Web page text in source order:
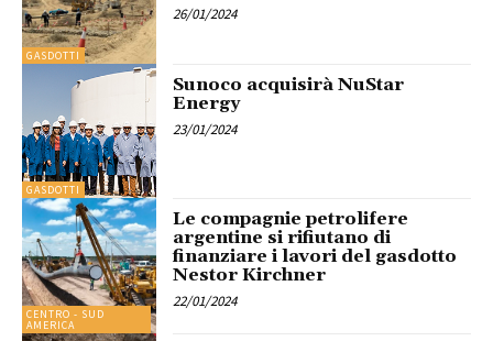
GASDOTTI
26/01/2024
GASDOTTI
Sunoco acquisirà NuStar
Energy
23/01/2024
CENTRO - SUD
AMERICA
Le compagnie petrolifere
argentine si rifiutano di
finanziare i lavori del gasdotto
Nestor Kirchner
22/01/2024